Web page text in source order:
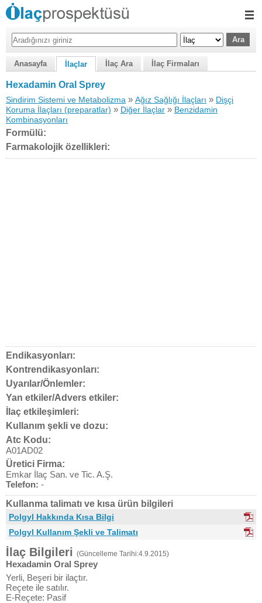
Anasayfa İlaçlar İlaç Ara İlaç Firmaları
Hexadamin Oral Sprey
Sindirim Sistemi ve Metabolizma » Ağız Sağlığı İlaçları » Dişçi
Koruma İlaçları (preparatlar) » Diğer İlaçlar » Benzidamin
Kombinasyonları
Formülü:
Farmakolojik özellikleri:
Endikasyonları:
Kontrendikasyonları:
Uyarılar/Önlemler:
Yan etkiler/Advers etkiler:
İlaç etkileşimleri:
Kullanım şekli ve dozu:
Atc Kodu:
A01AD02
Üretici Firma:
Emkar İlaç San. ve Tic. A.Ş.
Telefon: -
Kullanma talimatı ve kısa ürün bilgileri
Polgyl Hakkında Kısa Bilgi
Polgyl Kullanım Şekli ve Talimatı
İlaç Bilgileri (Güncelleme Tarihi:4.9.2015)
Hexadamin Oral Sprey
Yerli, Beşeri bir ilaçtır.
Reçete ile satılır.
E-Reçete: Pasif